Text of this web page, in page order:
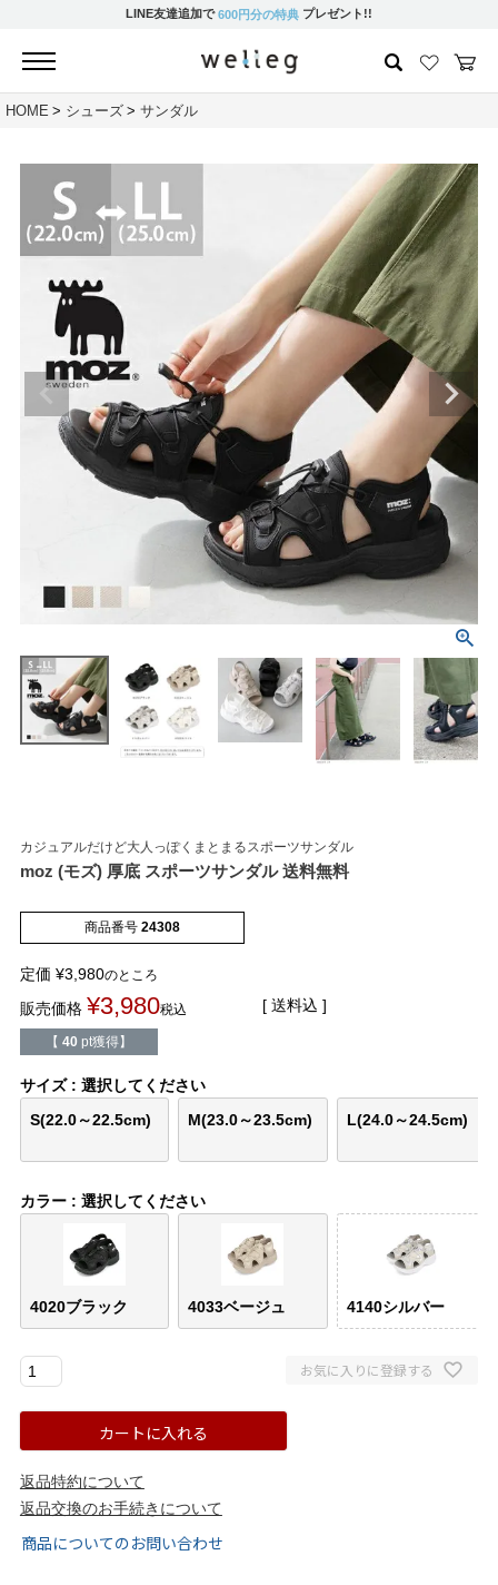
LINE友達追加で600円分の特典 プレゼント!!
マイページメニュー
注文履歴
アイテムカテゴリから選ぶ
パンプス
バレエシューズ ローファー レディース
カジュアルシューズ モカシン
サンダル
シューズケア
セール会場
ブランドから選ぶ
menue -メヌエ-
tutumo -つつも-
HOME シューズ サンダル
カジュアルだけど大人っぽくまとまるスポーツサンダル
moz (モズ) 厚底 スポーツサンダル 送料無料
商品番号 24308
定価 ¥3,980のところ
販売価格 ¥3,980税込 送料込
【 40 pt獲得】
サイズ
選択してください
S(22.0～22.5cm)
M(23.0～23.5cm) L(24.0～24.5cm)
カラー 選択してください
4020ブラック 4033ベージュ 4140シルバー
お気に入りに登録する
カートに入れる
返品特約について
返品交換のお手続きについて
商品についてのお問い合わせ